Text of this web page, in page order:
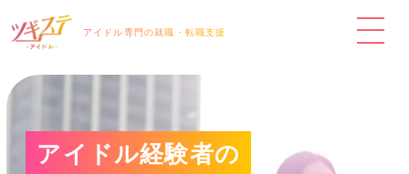
アイドル専門の就職・転職支援
アイドル経験者の